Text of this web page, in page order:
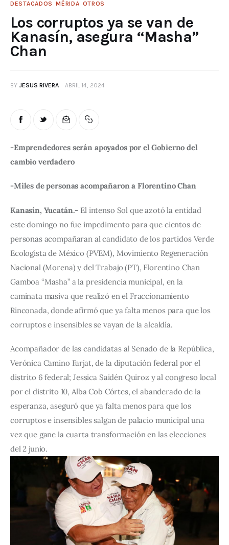
DESTACADOS MÉRIDA OTROS
Los corruptos ya se van de
Kanasín, asegura “Masha”
Chan
BY JESUS RIVERA ABRIL 14, 2024
-Emprendedores serán apoyados por el Gobierno del
cambio verdadero
-Miles de personas acompañaron a Florentino Chan
Kanasín, Yucatán.- El intenso Sol que azotó la entidad
este domingo no fue impedimento para que cientos de
personas acompañaran al candidato de los partidos Verde
Ecologista de México (PVEM), Movimiento Regeneración
Nacional (Morena) y del Trabajo (PT), Florentino Chan
Gamboa “Masha” a la presidencia municipal, en la
caminata masiva que realizó en el Fraccionamiento
Rinconada, donde afirmó que ya falta menos para que los
corruptos e insensibles se vayan de la alcaldía.
Acompañador de las candidatas al Senado de la República,
Verónica Camino Farjat, de la diputación federal por el
distrito 6 federal; Jessica Saidén Quiroz y al congreso local
por el distrito 10, Alba Cob Córtes, el abanderado de la
esperanza, aseguró que ya falta menos para que los
corruptos e insensibles salgan de palacio municipal una
vez que gane la cuarta transformación en las elecciones
del 2 junio.